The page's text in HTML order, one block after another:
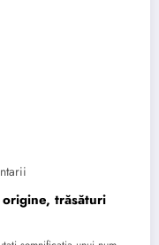
origine, trăsături